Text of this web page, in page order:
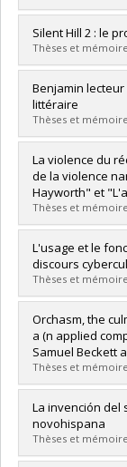
Diplômé(e) :
Cycle : Maîtrise
Diplôme
Lien vers le
Silent Hill 2 : le
Thèses et
Diplômé(e) :
Cycle :Maîtrise
Diplôme
Lien vers le
Benjamin
littéraire
Thèses et
Diplômé(e) :
Cycle :Maîtrise
Diplôme
Lien vers le
La violence du
de la violence
Hayworth" et
Thèses et
Diplômé(e) :
Cycle :Maîtrise
Diplôme
Lien vers le
L'usage et le
discours
Thèses et
Diplômé(e) :
Cycle :Maîtrise
Diplôme
Lien vers le
Orchasm, the
a (n applied
Samuel Beckett
Thèses et
Diplômé(e) :
Cycle :Maîtrise
Diplôme
Lien vers le
La invención del
novohispana
Thèses et